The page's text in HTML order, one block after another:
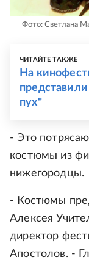
Фото: Светлана
ЧИТАЙТЕ ТАКЖЕ
На
пух"
- Это
костюмы из
нижегородцы.
- Костюмы
Алексея
директор
Апостолов. -